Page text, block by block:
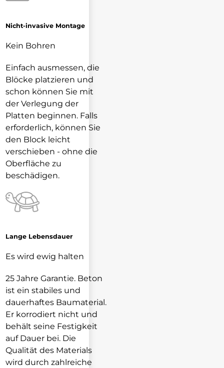
Nicht-invasive Montage
Kein Bohren
Einfach ausmessen, die
Blöcke platzieren und
schon können Sie mit
der Verlegung der
Platten beginnen. Falls
erforderlich, können Sie
den Block leicht
verschieben - ohne die
Oberfläche zu
beschädigen.
Lange Lebensdauer
Es wird ewig halten
25 Jahre Garantie. Beton
ist ein stabiles und
dauerhaftes Baumaterial.
Er korrodiert nicht und
behält seine Festigkeit
auf Dauer bei. Die
Qualität des Materials
wird durch zahlreiche